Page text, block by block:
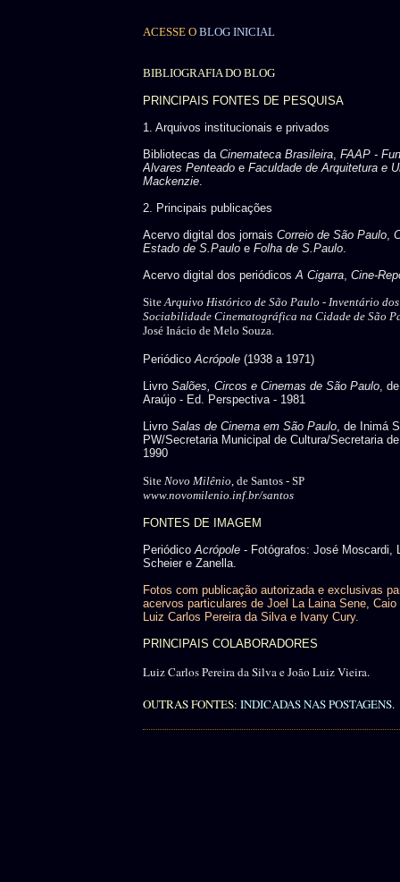
ACESSE O BLOG INICIAL
BIBLIOGRAFIA DO BLOG
PRINCIPAIS FONTES DE PESQUISA
1. Arquivos institucionais e privados
Bibliotecas da Cinemateca Brasileira, FAAP -
Alvares Penteado e Faculdade de Arquitetura e
Mackenzie.
2. Principais publicações
Acervo digital dos jornais Correio de São Paulo,
Estado de S.Paulo e Folha de S.Paulo.
Acervo digital dos periódicosA Cigarra, Cine-
SiteArquivo Histórico de São Paulo - Inventário dos
Sociabilidade Cinematográfica na Cidade de São
José Inácio de Melo Souza.
PeriódicoAcrópole (1938 a 1971)
Livro Salões, Circos e Cinemas de São Paulo,
Araújo - Ed. Perspectiva - 1981
Livro Salas de Cinema em São Paulo, de Inimá
PW/Secretaria Municipal de Cultura/Secretaria
1990
Site Novo Milênio, de Santos - SP
www.novomilenio.inf.br/santos
FONTES DE IMAGEM
PeriódicoAcrópole - Fotógrafos: José Moscardi,
Scheier e Zanella.
Fotos com publicação autorizada e exclusivas
acervos particulares de Joel La Laina Sene, Caio
Luiz Carlos Pereira da Silva e Ivany Cury.
PRINCIPAIS COLABORADORES
Luiz Carlos Pereira da Silva e João Luiz Vieira.
OUTRAS FONTES: INDICADAS NAS POSTAGENS.